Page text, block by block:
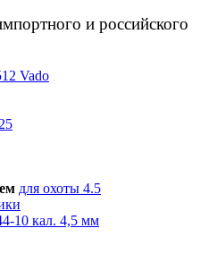
и российского
Vado
для охоты 4.5
10 кал. 4,5 мм